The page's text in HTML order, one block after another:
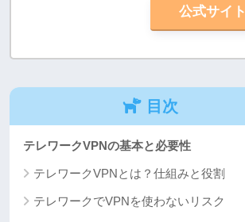
公式サイト
目次
テレワークVPNの基本と必要性
テレワークVPNとは？仕組みと役割
テレワークでVPNを使わないリスク